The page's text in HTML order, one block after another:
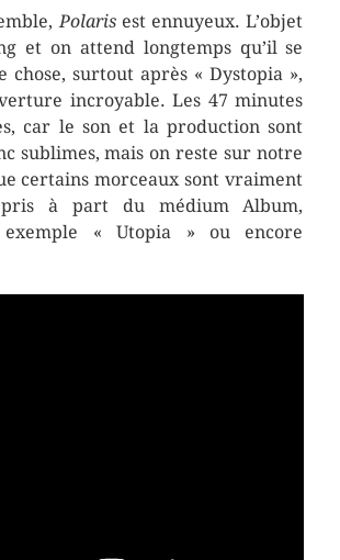
Polarisest ennuyeux. L’objet
et on attend longtemps qu’il se
chose, surtout après « Dystopia »,
incroyable. Les 47 minutes
car le son et la production sont
sublimes, mais on reste sur notre
certains morceaux sont vraiment
pris à part du médium Album,
« Utopia » ou encore